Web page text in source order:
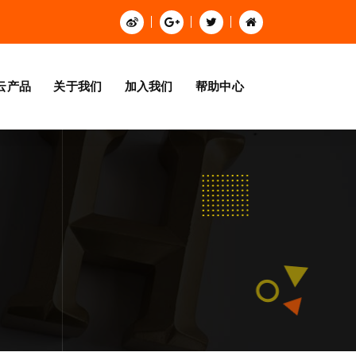
产品 关于我们 加入我们 帮助中心